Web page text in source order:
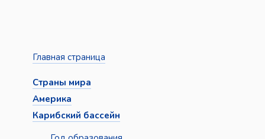
Главная страница
Страны мира
Америка
Карибский бассейн